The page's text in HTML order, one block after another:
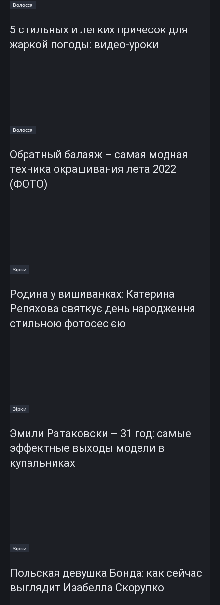
Волосся
5 стильных и легких причесок для
жаркой погоды: видео-уроки
Волосся
Обратный балаяж – самая модная
техника окрашивания лета 2022
(ФОТО)
Зірки
Родина у вишиванках: Катерина
Репяхова святкує день народження
стильною фотосесією
Зірки
Эмили Ратаковски – 31 год: самые
эффектные выходы модели в
купальниках
Зірки
Польская девушка Бонда: как сейчас
выглядит Изабелла Скорупко